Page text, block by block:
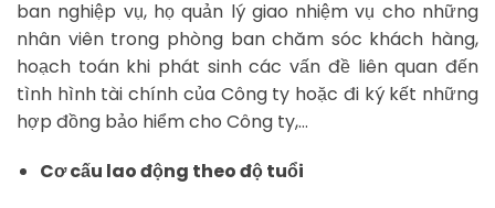
ban nghiệp vụ, họ quản lý giao nhiệm vụ cho những
nhân viên trong phòng ban chăm sóc khách hàng,
hoạch toán khi phát sinh các vấn đề liên quan đến
tình hình tài chính của Công ty hoặc đi ký kết những
hợp đồng bảo hiểm cho Công ty,…
Cơ cấu lao động theo độ tuổi